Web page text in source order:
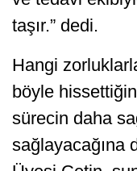
taşır.” dedi.
Hangi
böyle
sürecin daha
sağlayacağına